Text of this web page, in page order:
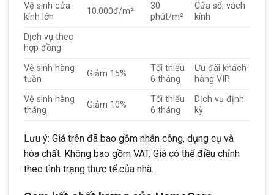
Vệ sinh cửa
kính lớn
10.000đ/m²
30
phút/m²
Cửa sổ, vách
kính
Dịch vụ theo
hợp đồng
Vệ sinh hàng
tuần
Giảm 15%
Tối thiểu
6 tháng
Ưu đãi khách
hàng VIP
Vệ sinh hàng
tháng
Giảm 10%
Tối thiểu
6 tháng
Dịch vụ định
kỳ
Lưu ý: Giá trên đã bao gồm nhân công, dụng cụ và
hóa chất. Không bao gồm VAT. Giá có thể điều chỉnh
theo tình trạng thực tế của nhà.